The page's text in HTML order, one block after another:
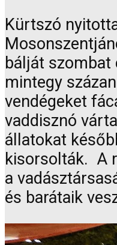
Kürtszó
bálját szombat
mintegy
vendégeket
vaddisznó
állatokat
kisorsolták. A
a
és barátaik